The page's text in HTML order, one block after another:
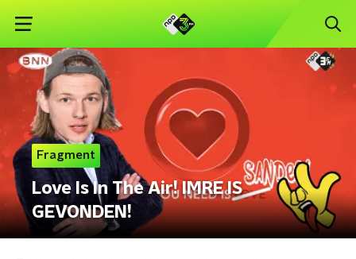
Fragment
Love Is In The Air! IMRE IS
GEVONDEN!